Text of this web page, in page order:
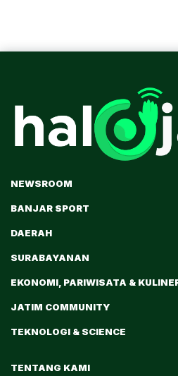
NEWSROOM
BANJAR SPORT
DAERAH
SURABAYANAN
EKONOMI, PARIWISATA &
JATIM COMMUNITY
TEKNOLOGI & SCIENCE
TENTANG KAMI